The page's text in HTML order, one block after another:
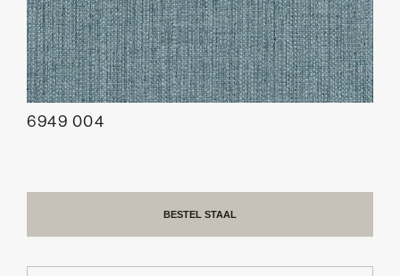
6949 004
BESTEL STAAL